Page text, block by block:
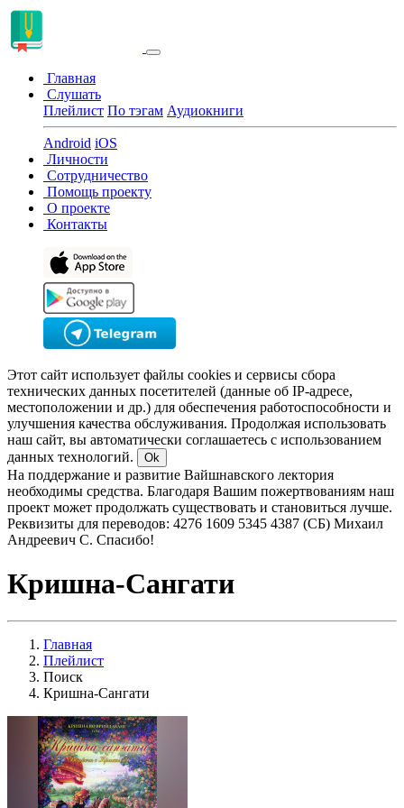
Главная
Слушать
Плейлист По тэгам Аудиокниги
Android iOS
Личности
Сотрудничество
Помощь проекту
О проекте
Контакты
Этот сайт использует файлы cookies и сервисы сбора
технических данных посетителей (данные об IP-адресе,
местоположении и др.) для обеспечения работоспособности и
улучшения качества обслуживания. Продолжая использовать
наш сайт, вы автоматически соглашаетесь с использованием
данных технологий.
Ok
На поддержание и развитие Вайшнавского лектория
необходимы средства. Благодаря Вашим пожертвованиям наш
проект может продолжать существовать и становиться лучше.
Реквизиты для переводов: 4276 1609 5345 4387 (СБ) Михаил
Андреевич С. Спасибо!
Кришна-Сангати
Главная
Плейлист
Поиск
Кришна-Сангати